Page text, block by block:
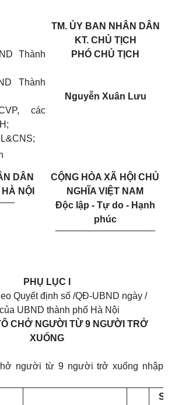
Thành
Thành
các
TM. ỦY BAN NHÂN DÂN
KT. CHỦ TỊCH
P HÓ CHỦ TỊCH
Nguyễn Xuân Lưu
DÂN
NỘI
CỘNG HÒA XÃ HỘI CHỦ
NGHĨA VIỆT NAM
Độc lập - Tự do - Hạnh
phúc
___________________
PHỤ LỤC I
Quyết định số /QĐ-UBND ngày /
UBND thành phố Hà Nội
CHỞ NGƯỜI TỪ 9 NGƯỜI TRỞ
XUỐNG
người từ 9 người trở xuống nhập
Số